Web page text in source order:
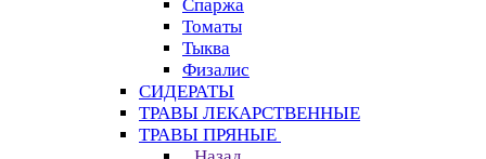
Спаржа
Томаты
Тыква
Физалис
СИДЕРАТЫ
ТРАВЫ ЛЕКАРСТВЕННЫЕ
ТРАВЫ ПРЯНЫЕ